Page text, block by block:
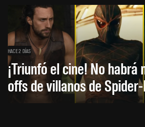
HACE 2 DÍAS
¡Triunfó el cine! No habrá
offs de villanos de